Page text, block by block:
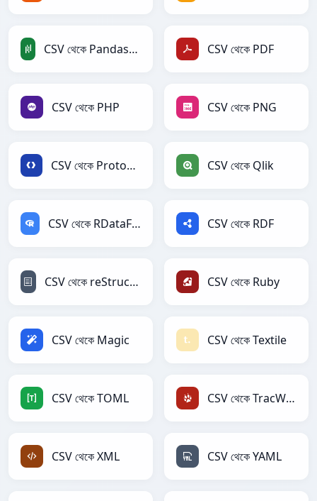
CSV থেকে PandasDataFrame CSV থেকে PDF
CSV থেকে PHP CSV থেকে PNG
CSV থেকে Protobuf CSV থেকে Qlik
CSV থেকে RDataFrame CSV থেকে RDF
CSV থেকে reStructuredText CSV থেকে Ruby
CSV থেকে Magic CSV থেকে Textile
CSV থেকে TOML CSV থেকে TracWiki
CSV থেকে XML CSV থেকে YAML